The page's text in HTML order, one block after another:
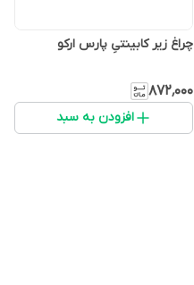
چراغ زیر کابینتیِ پارس ارکو
۸۷۲٬۰۰۰
افزودن به سبد